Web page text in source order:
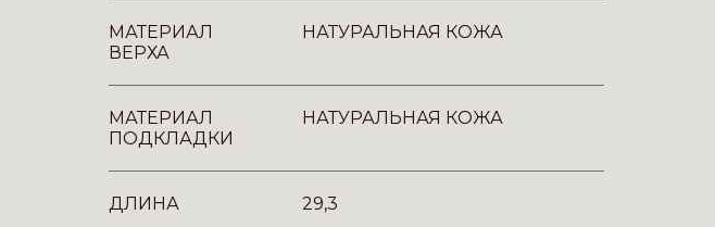
МАТЕРИАЛ
ВЕРХА
НАТУРАЛЬНАЯ КОЖА
МАТЕРИАЛ
ПОДКЛАДКИ
НАТУРАЛЬНАЯ КОЖА
ДЛИНА 29,3